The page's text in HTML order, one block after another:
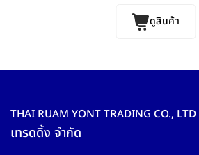
ดูสินค้า
THAI RUAM YONT TRADING CO., LTD
เทรดดิ้ง จำกัด